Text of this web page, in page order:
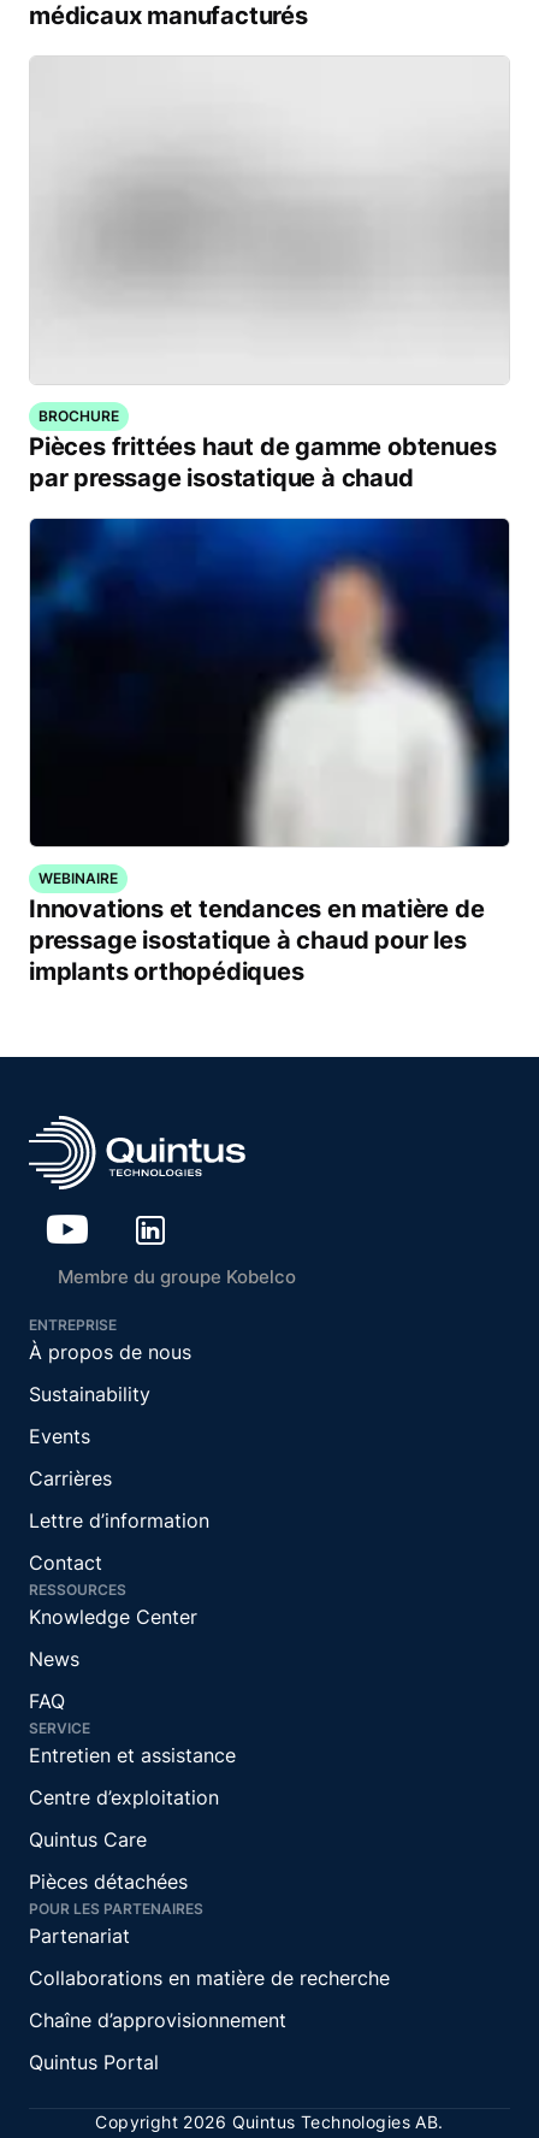
médicaux manufacturés
BROCHURE
Pièces frittées haut de gamme obtenues
par pressage isostatique à chaud
WEBINAIRE
Innovations et tendances en matière de
pressage isostatique à chaud pour les
implants orthopédiques
Membre du groupe Kobelco
ENTREPRISE
À propos de nous
Sustainability
Events
Carrières
Lettre d’information
Contact
RESSOURCES
Knowledge Center
News
FAQ
SERVICE
Entretien et assistance
Centre d’exploitation
Quintus Care
Pièces détachées
POUR LES PARTENAIRES
Partenariat
Collaborations en matière de recherche
Chaîne d’approvisionnement
Quintus Portal
Copyright 2026 Quintus Technologies AB.